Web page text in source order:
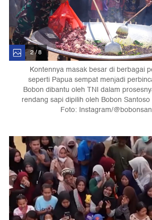
2 / 8
Kontennya masak besar di berbagai
seperti Papua sempat menjadi
Bobon dibantu oleh TNI dalam
rendang sapi dipilih oleh Bobon
Foto: Instagram/